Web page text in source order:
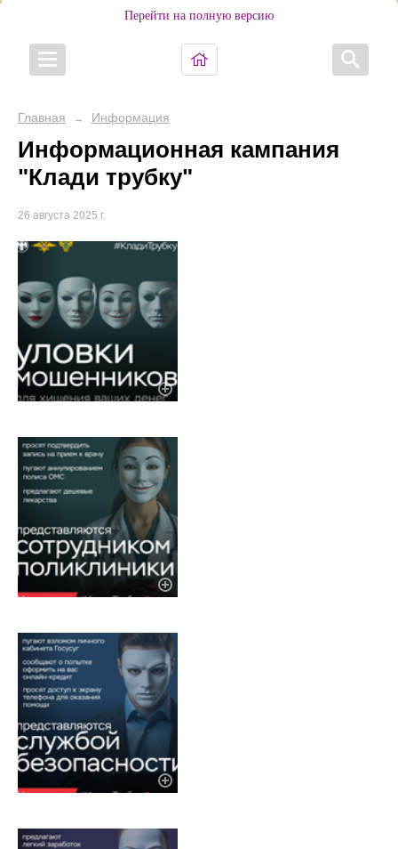
Перейти на полную версию
Главная → Информация
Информационная кампания
"Клади трубку"
26 августа 2025 г.